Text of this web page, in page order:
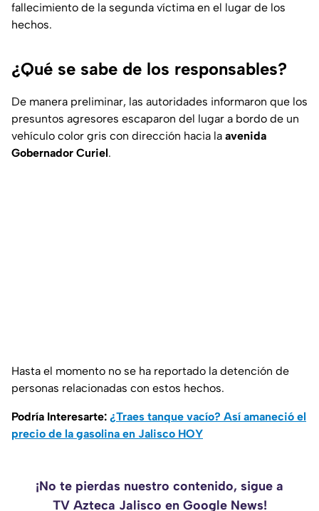
fallecimiento de la segunda víctima en el lugar de los
hechos.
¿Qué se sabe de los responsables?
De manera preliminar, las autoridades informaron que los
presuntos agresores escaparon del lugar a bordo de un
vehículo color gris con dirección hacia la avenida
Gobernador Curiel.
Hasta el momento no se ha reportado la detención de
personas relacionadas con estos hechos.
Podría Interesarte: ¿Traes tanque vacío? Así amaneció el
precio de la gasolina en Jalisco HOY
¡No te pierdas nuestro contenido, sigue a
TV Azteca Jalisco en Google News!